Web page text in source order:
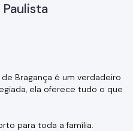
Bragança é um verdadeiro
ela oferece tudo o que
para toda a família.